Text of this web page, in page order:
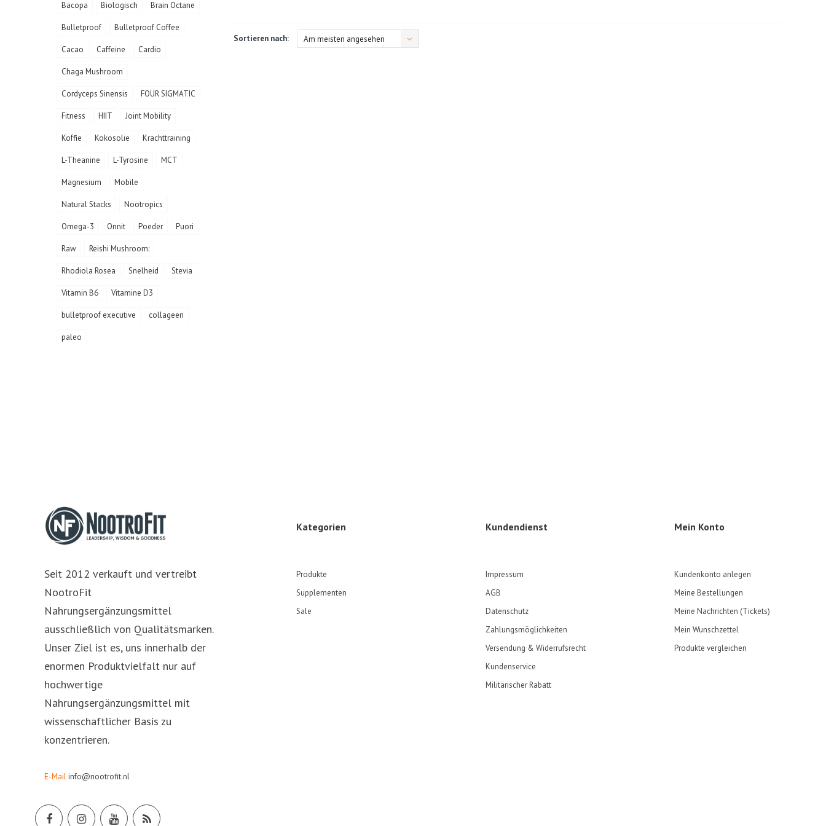
Bacopa Biologisch Brain Octane
Bulletproof Bulletproof Coffee
Cacao Caffeine Cardio
Chaga Mushroom
Cordyceps Sinensis FOUR SIGMATIC
Fitness HIIT Joint Mobility
Koffie Kokosolie Krachttraining
L-Theanine L-Tyrosine MCT
Magnesium Mobile
Natural Stacks Nootropics
Omega-3 Onnit Poeder Puori
Raw Reishi Mushroom:
Rhodiola Rosea Snelheid Stevia
Vitamin B6 Vitamine D3
bulletproof executive collageen
paleo
Sortieren nach: Am meisten angesehen
Seit 2012 verkauft und vertreibt
NootroFit
Nahrungsergänzungsmittel
ausschließlich von Qualitätsmarken.
Unser Ziel ist es, uns innerhalb der
enormen Produktvielfalt nur auf
hochwertige
Nahrungsergänzungsmittel mit
wissenschaftlicher Basis zu
konzentrieren.
E-Mailinfo@nootrofit.nl
Kategorien
Produkte
Supplementen
Sale
Kundendienst
Impressum
AGB
Datenschutz
Zahlungsmöglichkeiten
Versendung & Widerrufsrecht
Kundenservice
Militärischer Rabatt
Mein Konto
Kundenkonto anlegen
Meine Bestellungen
Meine Nachrichten (Tickets)
Mein Wunschzettel
Produkte vergleichen